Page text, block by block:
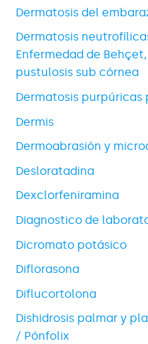
Dermatosis del
Dermatosis
Enfermedad de
pustulosis sub córnea
Dermatosis purpúricas
Dermis
Dermoabrasión y
Desloratadina
Dexclorfeniramina
Diagnostico de
Dicromato potásico
Diflorasona
Diflucortolona
Dishidrosis palmar y
/ Pónfolix